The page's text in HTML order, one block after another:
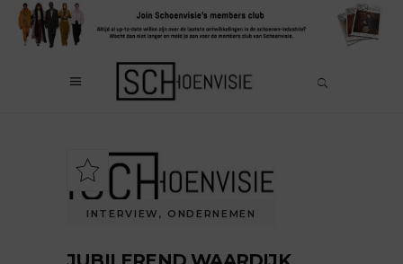
INTERVIEW , ONDERNEMEN